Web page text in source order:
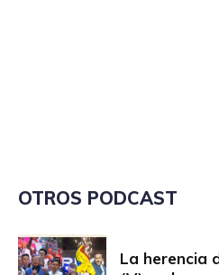
OTROS PODCAST
La herencia